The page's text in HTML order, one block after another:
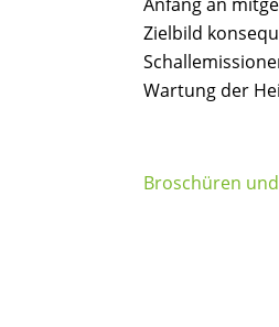
Zielbild
Wartung der
Broschüren